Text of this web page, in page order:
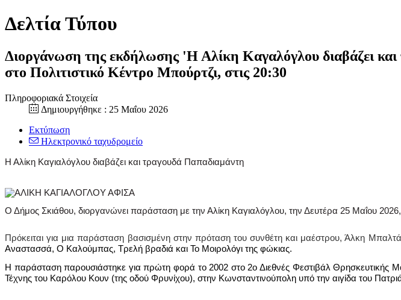
Δελτία Τύπου
Διοργάνωση της εκδήλωσης 'Η Αλίκη Καγαλόγλου διαβάζει
στο Πολιτιστικό Κέντρο Μπούρτζι, στις 20:30
Πληροφοριακά Στοιχεία
Δημιουργήθηκε : 25 Μαΐου 2026
Εκτύπωση
Ηλεκτρονικό ταχυδρομείο
Η Αλίκη Καγιαλόγλου διαβάζει και τραγουδά Παπαδιαμάντη
Ο Δήμος Σκιάθου, διοργανώνει παράσταση με την Αλίκη Καγιαλόγλου, την Δευτέρα 25 Μαΐου
Πρόκειται για μια παράσταση βασισμένη στην πρόταση του συνθέτη και μαέστρου, Άλκη
Αναστασσά, Ο Καλούμπας, Τρελή βραδιά και Το Μοιρολόγι της φώκιας.
Η παράσταση παρουσιάστηκε για πρώτη φορά το 2002 στο 2ο Διεθνές Φεστιβάλ
Τέχνης του Καρόλου Κουν (της οδού Φρυνίχου), στην Κωνσταντινούπολη υπό την αιγίδα του